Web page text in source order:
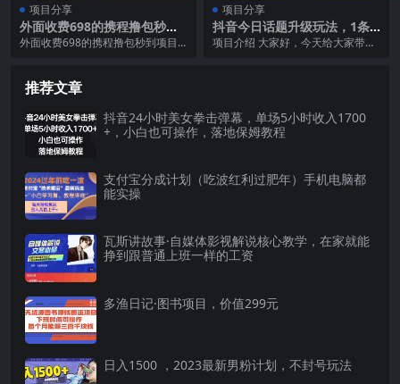
项目分享
外面收费698的携程撸包秒到
项目，单机40-80可批量
外面收费698的携程撸包秒到项目
项目分享
抖音今日话题升级玩法，1条
作品涨粉5000，一部手机轻松
项目介绍 大家好，今天给大家带来
推荐文章
抖音24小时美女拳击弹幕，单场5小时收入1700
+，小白也可操作，落地保姆教程
支付宝分成计划（吃波红利过肥年）手机电脑都
能实操
瓦斯讲故事·自媒体影视解说核心教学，在家就能
挣到跟普通上班一样的工资
多渔日记·图书项目，价值299元
日入1500 ，2023最新男粉计划，不封号玩法